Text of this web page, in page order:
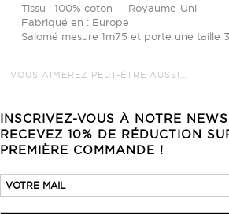
INSCRIVEZ-VOUS À NOTRE
RECEVEZ 10% DE RÉDUCTION
PREMIÈRE COMMANDE !
Tissu : 100% coton — Royaume-Uni
Fabriqué en : Europe
Salomé mesure 1m75 et porte une taille
VOUS AIMEREZ PEUT-ÊTRE AUSSI…